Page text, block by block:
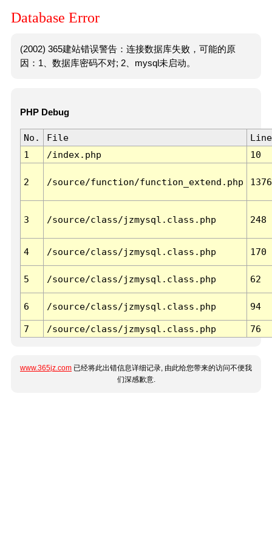
Database Error
(2002) 365建站错误警告：连接数据库失败，可能的原
因：1、数据库密码不对; 2、mysql未启动。
PHP Debug
No. File
Line
1
/index.php 10
2 /source/function/function_extend.php 1376
3 /source/class/jzmysql.class.php 248
4 /source/class/jzmysql.class.php 170
5 /source/class/jzmysql.class.php 62
6 /source/class/jzmysql.class.php 94
7 /source/class/jzmysql.class.php 76
www.365jz.com 已经将此出错信息详细记录, 由此给您带来的访问不便我
们深感歉意.